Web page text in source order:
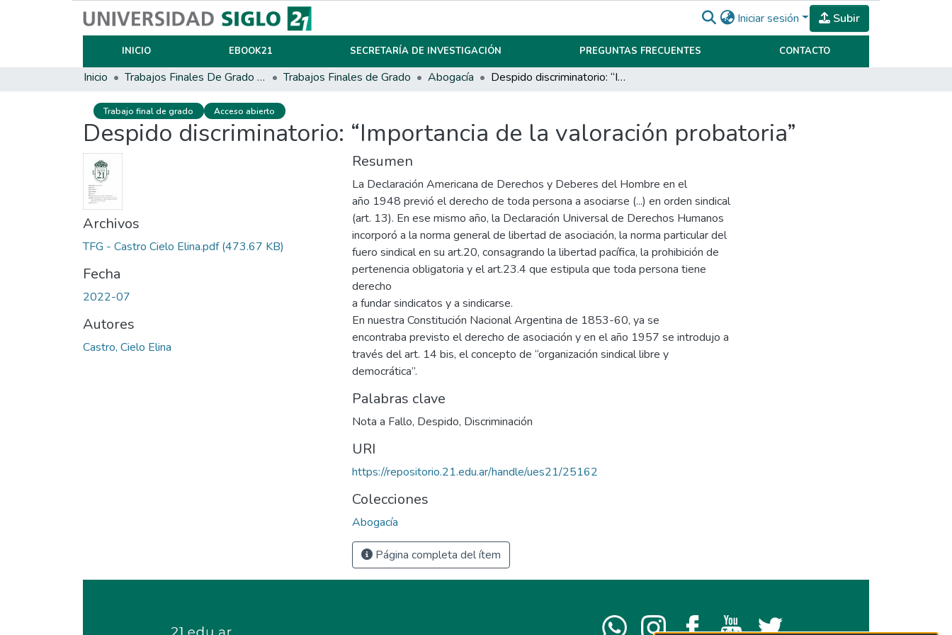
Iniciar sesión Subir
INICIO EBOOK21 SECRETARÍA DE INVESTIGACIÓN PREGUNTAS FRECUENTES CONTACTO
Inicio Trabajos Finales De Grado Y Posgrado Trabajos Finales de Grado Abogacía Despido discriminatorio: “Importancia de la valoración probatoria”
Trabajo final de grado Acceso abierto
Despido discriminatorio: “Importancia de la valoración probatoria”
Archivos
TFG - Castro Cielo Elina.pdf(473.67 KB)
Fecha
2022-07
Autores
Castro, Cielo Elina
Resumen
La Declaración Americana de Derechos y Deberes del Hombre en el
año 1948 previó el derecho de toda persona a asociarse (...) en orden sindical
(art. 13). En ese mismo año, la Declaración Universal de Derechos Humanos
incorporó a la norma general de libertad de asociación, la norma particular del
fuero sindical en su art.20, consagrando la libertad pacífica, la prohibición de
pertenencia obligatoria y el art.23.4 que estipula que toda persona tiene
derecho
a fundar sindicatos y a sindicarse.
En nuestra Constitución Nacional Argentina de 1853-60, ya se
encontraba previsto el derecho de asociación y en el año 1957 se introdujo a
través del art. 14 bis, el concepto de “organización sindical libre y
democrática”.
Palabras clave
Nota a Fallo, Despido, Discriminación
URI
https://repositorio.21.edu.ar/handle/ues21/25162
Colecciones
Abogacía
Página completa del ítem